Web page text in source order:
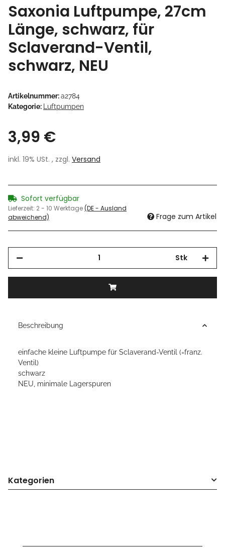
Saxonia Luftpumpe, 27cm
Länge, schwarz, für
Sclaverand-Ventil,
schwarz, NEU
Artikelnummer:a2784
Kategorie:
Luftpumpen
3,99 €
inkl. 19% USt. , zzgl. Versand
Sofort verfügbar
Lieferzeit: 2 - 10 Werktage(DE - Ausland
abweichend)
Frage zum Artikel
Stk
Beschreibung
einfache kleine Luftpumpe für Sclaverand-Ventil (=franz.
Ventil)
schwarz
NEU, minimale Lagerspuren
Kategorien